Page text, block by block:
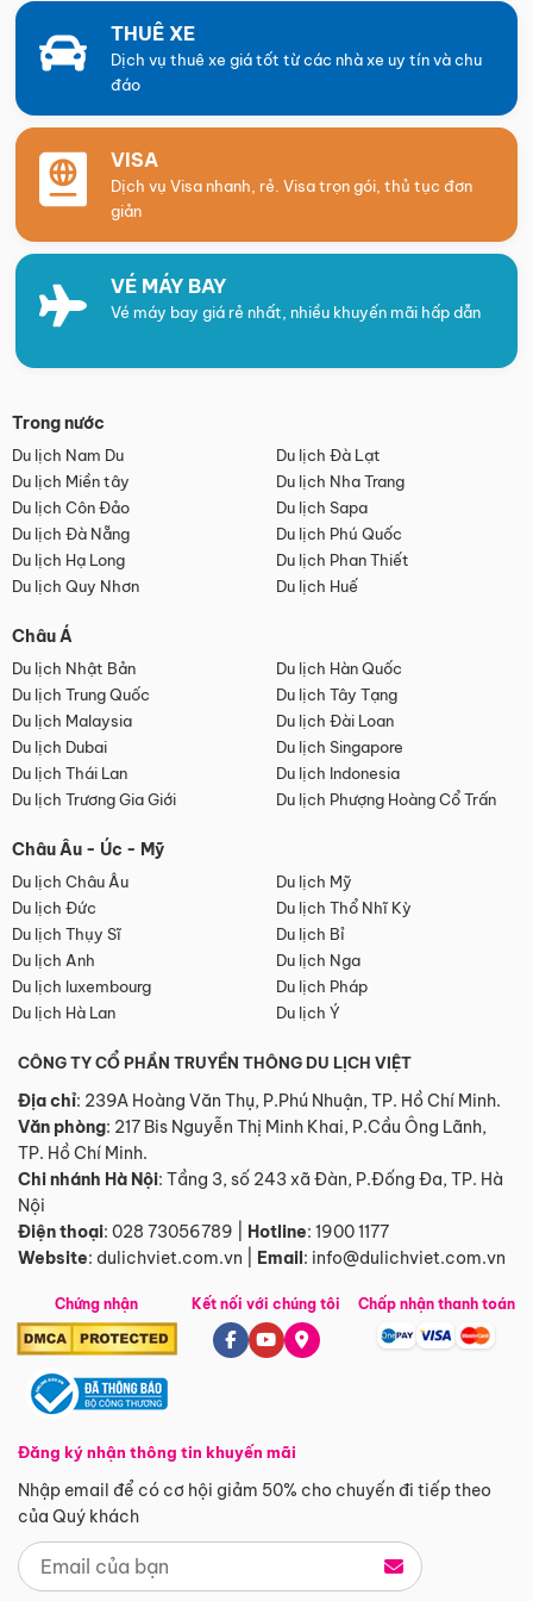
THUÊ XE
Dịch vụ thuê xe giá tốt từ các nhà xe uy tín và chu
đáo
VISA
Dịch vụ Visa nhanh, rẻ. Visa trọn gói, thủ tục đơn
giản
VÉ MÁY BAY
Vé máy bay giá rẻ nhất, nhiều khuyến mãi hấp dẫn
Trong nước
Du lịch Nam Du
Du lịch Đà Lạt
Du lịch Miền tây
Du lịch Nha Trang
Du lịch Côn Đảo
Du lịch Sapa
Du lịch Đà Nẵng
Du lịch Phú Quốc
Du lịch Hạ Long
Du lịch Phan Thiết
Du lịch Quy Nhơn
Du lịch Huế
Châu Á
Du lịch Nhật Bản
Du lịch Hàn Quốc
Du lịch Trung Quốc
Du lịch Tây Tạng
Du lịch Malaysia
Du lịch Đài Loan
Du lịch Dubai
Du lịch Singapore
Du lịch Thái Lan
Du lịch Indonesia
Du lịch Trương Gia Giới
Du lịch Phượng Hoàng Cổ Trấn
Châu Âu - Úc - Mỹ
Du lịch Châu Âu
Du lịch Mỹ
Du lịch Đức
Du lịch Thổ Nhĩ Kỳ
Du lịch Thụy Sĩ
Du lịch Bỉ
Du lịch Anh
Du lịch Nga
Du lịch luxembourg
Du lịch Pháp
Du lịch Hà Lan
Du lịch Ý
CÔNG TY CỔ PHẦN TRUYỀN THÔNG DU LỊCH VIỆT
Địa chỉ: 239A Hoàng Văn Thụ, P.Phú Nhuận, TP. Hồ Chí Minh.
Văn phòng: 217 Bis Nguyễn Thị Minh Khai, P.Cầu Ông Lãnh,
TP. Hồ Chí Minh.
Chi nhánh Hà Nội: Tầng 3, số 243 xã Đàn, P.Đống Đa, TP. Hà
Nội
Điện thoại: 028 73056789 Hotline: 1900 1177
Website: dulichviet.com.vn Email: info@dulichviet.com.vn
Chứng nhận
Đăng ký nhận thông tin khuyến mãi
Nhập email để có cơ hội giảm 50% cho chuyến đi tiếp theo
của Quý khách
Kết nối với chúng tôi Chấp nhận thanh toán